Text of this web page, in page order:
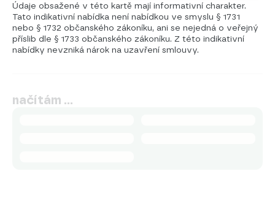
Údaje obsažené v této kartě mají informativní charakter.
Tato indikativní nabídka není nabídkou ve smyslu § 1731
nebo § 1732 občanského zákoníku, ani se nejedná o veřejný
příslib dle § 1733 občanského zákoníku. Z této indikativní
nabídky nevzniká nárok na uzavření smlouvy.
načítám …